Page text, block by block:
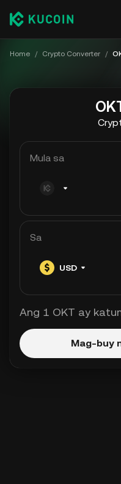
Home / Crypto Converter /
Mula sa
Sa
USD
Ang 1 OKT ay
Mag-buy